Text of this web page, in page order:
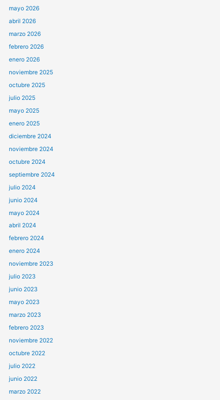
mayo 2026
abril 2026
marzo 2026
febrero 2026
enero 2026
noviembre 2025
octubre 2025
julio 2025
mayo 2025
enero 2025
diciembre 2024
noviembre 2024
octubre 2024
septiembre 2024
julio 2024
junio 2024
mayo 2024
abril 2024
febrero 2024
enero 2024
noviembre 2023
julio 2023
junio 2023
mayo 2023
marzo 2023
febrero 2023
noviembre 2022
octubre 2022
julio 2022
junio 2022
marzo 2022